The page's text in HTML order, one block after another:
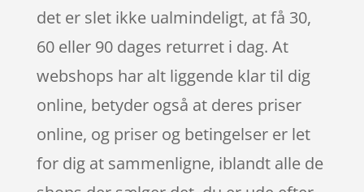
det er slet ikke ualmindeligt, at få 30,
60 eller 90 dages returret i dag. At
webshops har alt liggende klar til dig
online, betyder også at deres priser
online, og priser og betingelser er let
for dig at sammenligne, iblandt alle de